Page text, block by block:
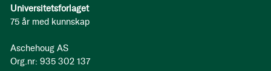
Universitetsforlaget
75 år med kunnskap
Aschehoug AS
Org.nr: 935 302 137